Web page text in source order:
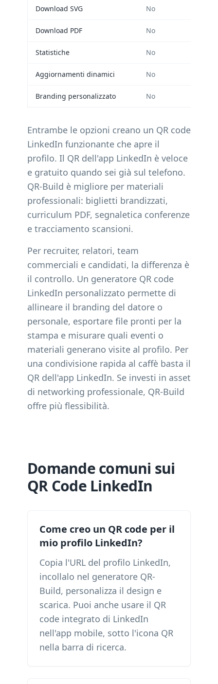
Download SVG No
Download PDF No
Statistiche No
Aggiornamenti dinamici No
Branding personalizzato No
Entrambe le opzioni creano un QR code
LinkedIn funzionante che apre il
profilo. Il QR dell'app LinkedIn è veloce
e gratuito quando sei già sul telefono.
QR-Build è migliore per materiali
professionali: biglietti brandizzati,
curriculum PDF, segnaletica conferenze
e tracciamento scansioni.
Per recruiter, relatori, team
commerciali e candidati, la differenza è
il controllo. Un generatore QR code
LinkedIn personalizzato permette di
allineare il branding del datore o
personale, esportare file pronti per la
stampa e misurare quali eventi o
materiali generano visite al profilo. Per
una condivisione rapida al caffè basta il
QR dell'app LinkedIn. Se investi in asset
di networking professionale, QR-Build
offre più flessibilità.
Domande comuni sui
QR Code LinkedIn
Come creo un QR code per il
mio profilo LinkedIn?
Copia l'URL del profilo LinkedIn,
incollalo nel generatore QR-
Build, personalizza il design e
scarica. Puoi anche usare il QR
code integrato di LinkedIn
nell'app mobile, sotto l'icona QR
nella barra di ricerca.